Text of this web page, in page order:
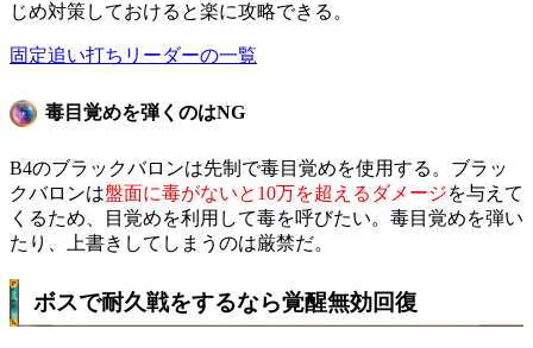
じめ対策しておけると楽に攻略できる。
固定追い打ちリーダーの一覧
毒目覚めを弾くのはNG
B4のブラックバロンは先制で毒目覚めを使用する。ブラッ
クバロンは盤面に毒がないと10万を超えるダメージを与えて
くるため、目覚めを利用して毒を呼びたい。毒目覚めを弾い
たり、上書きしてしまうのは厳禁だ。
ボスで耐久戦をするなら覚醒無効回復